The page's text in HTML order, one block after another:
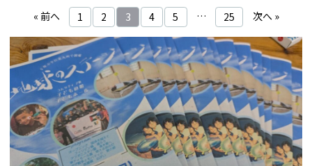
« 前へ
1 2 3 4 5 … 25 次へ »